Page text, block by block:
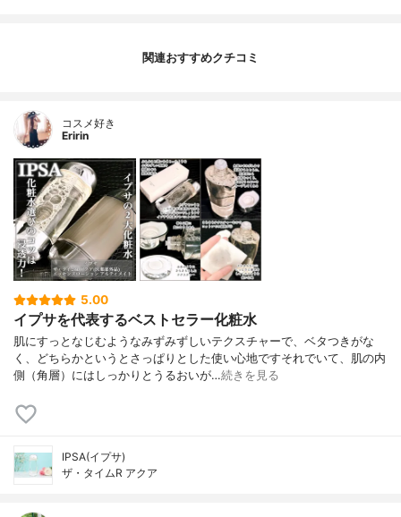
関連おすすめクチコミ
コスメ好き
Eririn
5.00
イプサを代表するベストセラー化粧水
肌にすっとなじむようなみずみずしいテクスチャーで、ベタつきがな
く、どちらかというとさっぱりとした使い心地ですそれでいて、肌の内
側（角層）にはしっかりとうるおいが…続きを見る
IPSA(イプサ)
ザ・タイムR アクア